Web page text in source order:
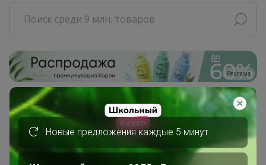
Реклама
Главная
Эмилия!
СП198 ЧУДЕСНЫЕ ТРЯПОЧКИ для...
Для бани
Новые предложения каждые 5 минут